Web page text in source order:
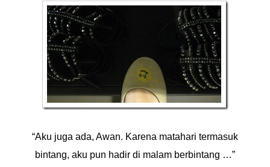
“Aku juga ada, Awan. Karena matahari termasuk
bintang, aku pun hadir di malam berbintang …”